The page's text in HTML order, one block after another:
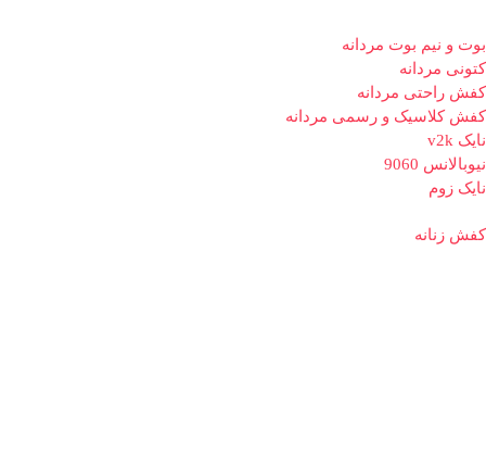
بوت و نیم بوت مردانه
کتونی مردانه
کفش راحتی مردانه
کفش کلاسیک و رسمی مردانه
نایک v2k
نیوبالانس 9060
نایک زوم
کفش زنانه